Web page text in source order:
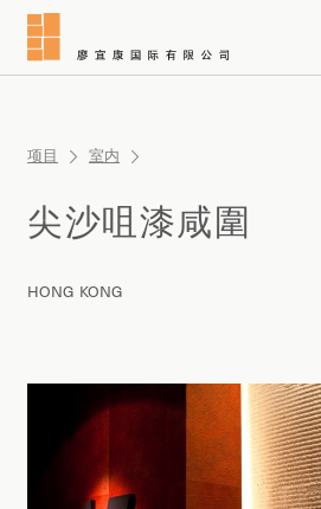
项目 室内
尖沙咀漆咸圍
HONG KONG